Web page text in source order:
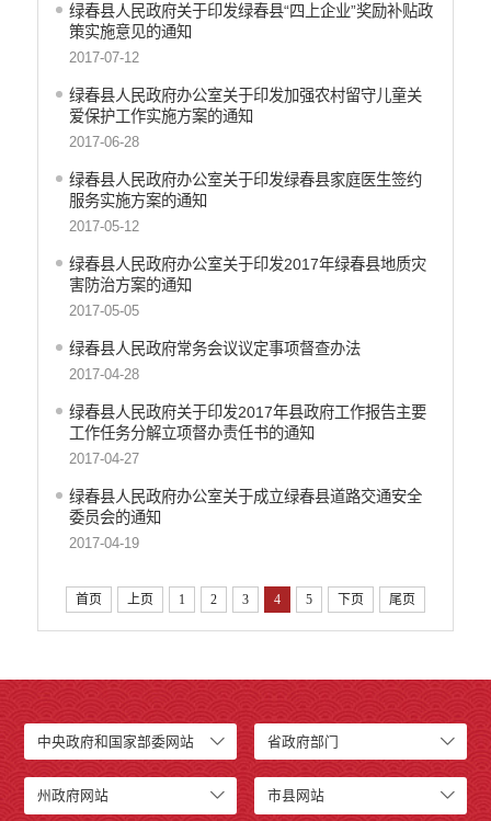
绿春县人民政府关于印发绿春县“四上企业”奖励补贴政
策实施意见的通知
2017-07-12
绿春县人民政府办公室关于印发加强农村留守儿童关
爱保护工作实施方案的通知
2017-06-28
绿春县人民政府办公室关于印发绿春县家庭医生签约
服务实施方案的通知
2017-05-12
绿春县人民政府办公室关于印发2017年绿春县地质灾
害防治方案的通知
2017-05-05
绿春县人民政府常务会议议定事项督查办法
2017-04-28
绿春县人民政府关于印发2017年县政府工作报告主要
工作任务分解立项督办责任书的通知
2017-04-27
绿春县人民政府办公室关于成立绿春县道路交通安全
委员会的通知
2017-04-19
首页 上页 1 2 3 4 5 下页 尾页
中央政府和国家部委网站 省政府部门
州政府网站 市县网站